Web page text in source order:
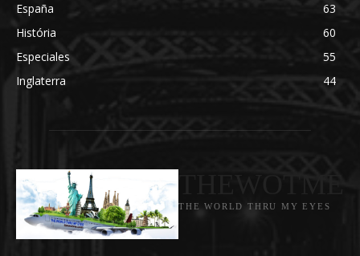
España
63
História
60
Especiales
55
Inglaterra
44
THE WORLD THRU MY EYES